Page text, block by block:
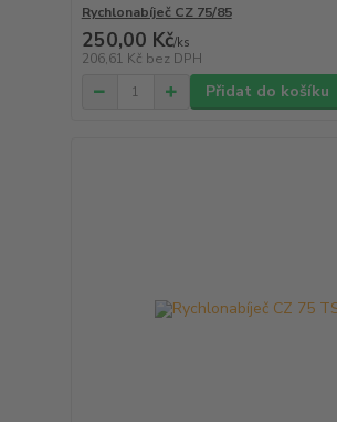
Rychlonabíječ CZ 75/85
250,00 Kč/ks
206,61 Kč bez DPH
Přidat do košíku